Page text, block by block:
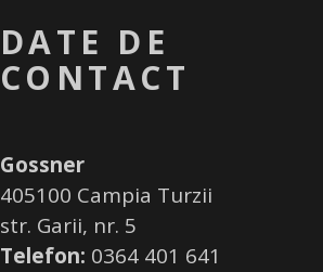
DATE DE
CONTACT
Gossner
405100 Campia Turzii
str. Garii, nr. 5
Telefon: 0364 401 641